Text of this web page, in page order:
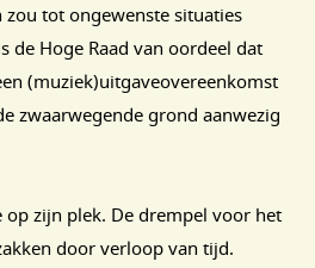
tot ongewenste situaties
de Hoge Raad van oordeel dat
(muziek)uitgaveovereenkomst
zwaarwegende grond aanwezig
op zijn plek. De drempel voor het
door verloop van tijd.